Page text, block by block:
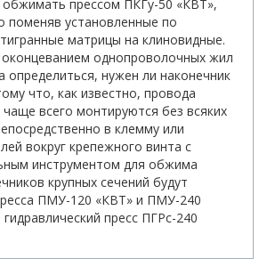
прессом ПКГу-50 «КВТ»,
поменяв установленные по
матрицы на клиновидные.
однопроволочных жил
определиться, нужен ли наконечник
что, как известно, провода
чаще всего монтируются без всяких
в клемму или
вокруг крепежного винта с
инструментом для обжима
крупных сечений будут
ПМУ-120 «КВТ» и ПМУ-240
пресс ПГРс-240